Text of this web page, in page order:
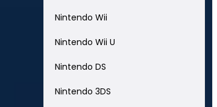
Nintendo Wii
Nintendo Wii U
Nintendo DS
Nintendo 3DS